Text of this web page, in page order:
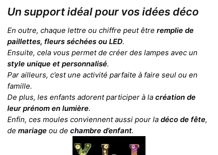
Un support idéal pour vos idées déco
En outre, chaque lettre ou chiffre peut être remplie de
paillettes, fleurs séchées ou LED.
Ensuite, cela vous permet de créer des lampes avec un
style unique et personnalisé.
Par ailleurs, c’est une activité parfaite à faire seul ou en
famille.
De plus, les enfants adorent participer à la création de
leur prénom en lumière.
Enfin, ces moules conviennent aussi pour la déco de fête,
de mariage ou de chambre d’enfant.